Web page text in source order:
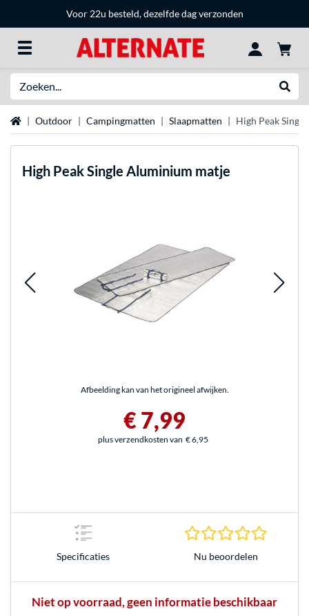
Voor 22u besteld, dezelfde dag verzonden
HomeOutdoor Campingmatten Slaapmatten High Peak
High PeakSingle Aluminium matje
Afbeelding kan van het origineel afwijken.
€ 7,99
plus verzendkosten van € 6,95
Specificaties Nu beoordelen
Niet op voorraad, geen informatie beschikbaar